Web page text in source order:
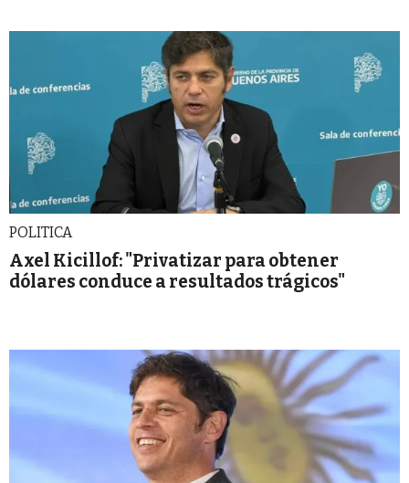
POLITICA
Axel Kicillof: "Privatizar para obtener
dólares conduce a resultados trágicos"